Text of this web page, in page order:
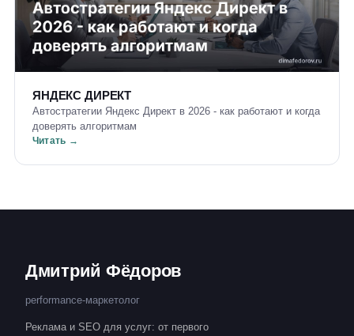
ЯНДЕКС ДИРЕКТ
Автостратегии Яндекс Директ в 2026 - как работают и когда
доверять алгоритмам
Читать →
Дмитрий Фёдоров
performance-маркетолог
Реклама и SEO для услуг: от первого